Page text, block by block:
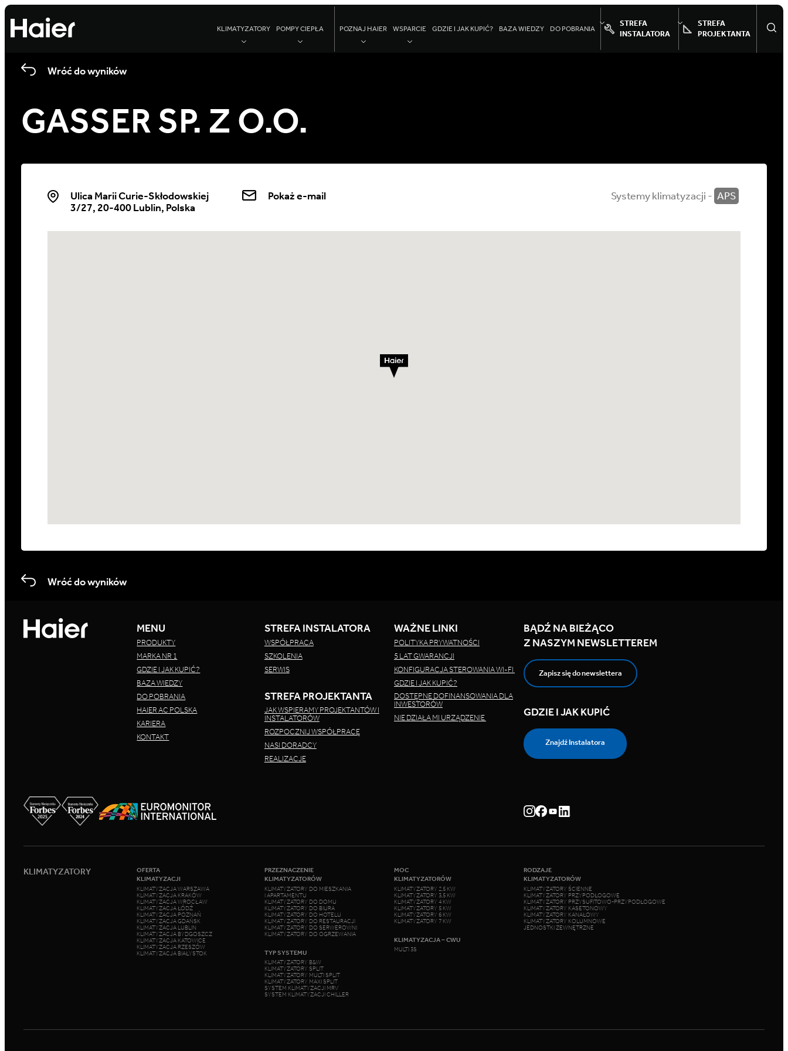
KLIMATYZATORY POMPY CIEPŁA POZNAJ HAIER WSPARCIE GDZIE I JAK KUPIĆ? BAZA WIEDZY DO POBRANIA
STREFA
INSTALATORA
STREFA
PROJEKTANTA
Wróć do wyników
GASSER SP. Z O.O.
Ulica Marii Curie-Skłodowskiej
3/27, 20-400 Lublin, Polska
Pokaż e-mail Systemy klimatyzacji - APS
Wróć do wyników
MENU
PRODUKTY
MARKA NR 1
GDZIE I JAK KUPIĆ?
BAZA WIEDZY
DO POBRANIA
HAIER AC POLSKA
KARIERA
KONTAKT
STREFA INSTALATORA
WSPÓŁPRACA
SZKOLENIA
SERWIS
STREFA PROJEKTANTA
JAK WSPIERAMY PROJEKTANTÓW I
INSTALATORÓW
ROZPOCZNIJ WSPÓŁPRACĘ
NASI DORADCY
REALIZACJE
WAŻNE LINKI
POLITYKA PRYWATNOŚCI
5 LAT GWARANCJI
KONFIGURACJA STEROWANIA WI-FI
GDZIE I JAK KUPIĆ?
DOSTĘPNE DOFINANSOWANIA DLA
INWESTORÓW
NIE DZIAŁA MI URZĄDZENIE
BĄDŹ NA BIEŻĄCO
Z NASZYM NEWSLETTEREM
Zapisz się do newslettera
GDZIE I JAK KUPIĆ
Znajdź Instalatora
KLIMATYZATORY
OFERTA
KLIMATYZACJI
KLIMATYZACJA WARSZAWA
KLIMATYZACJA KRAKÓW
KLIMATYZACJA WROCŁAW
KLIMATYZACJA ŁÓDŹ
KLIMATYZACJA POZNAŃ
KLIMATYZACJA GDAŃSK
KLIMATYZACJA LUBLIN
KLIMATYZACJA BYDGOSZCZ
KLIMATYZACJA KATOWICE
KLIMATYZACJA RZESZÓW
KLIMATYZACJA BIAŁYSTOK
PRZEZNACZENIE
KLIMATYZATORÓW
KLIMATYZATORY DO MIESZKANIA
I APARTAMENTU
KLIMATYZATORY DO DOMU
KLIMATYZATORY DO BIURA
KLIMATYZATORY DO HOTELU
KLIMATYZATORY DO RESTAURACJI
KLIMATYZATORY DO SERWEROWNI
KLIMATYZATORY DO OGRZEWANIA
TYP SYSTEMU
KLIMATYZATORY B&W
KLIMATYZATORY SPLIT
KLIMATYZATORY MULTI SPLIT
KLIMATYZATORY MAXI SPLIT
SYSTEM KLIMATYZACJI MRV
SYSTEM KLIMATYZACJI CHILLER
MOC
KLIMATYZATORÓW
KLIMATYZATORY 2,5 KW
KLIMATYZATORY 3,5 KW
KLIMATYZATORY 4 KW
KLIMATYZATORY 5 KW
KLIMATYZATORY 6 KW
KLIMATYZATORY 7 KW
KLIMATYZACJA – CWU
MULTI 3S
RODZAJE
KLIMATYZATORÓW
KLIMATYZATORY ŚCIENNE
KLIMATYZATORY PRZYPODŁOGOWE
KLIMATYZATORY PRZYSUFITOWO-PRZYPODŁOGOWE
KLIMATYZATORY KASETONOWY
KLIMATYZATORY KANAŁOWY
KLIMATYZATORY KOLUMNOWE
JEDNOSTKI ZEWNĘTRZNE